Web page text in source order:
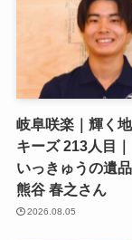
岐阜咲楽｜輝く
キーズ 213人目｜
いっきゅうの遺品
熊谷 春之さん
2026.08.05